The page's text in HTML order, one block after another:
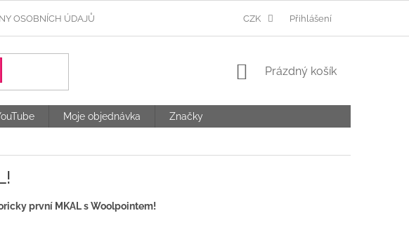
OSOBNÍCH ÚDAJŮ CZK Přihlášení
NÁKUPNÍ
Prázdný košík
Moje objednávka Značky
první MKAL s Woolpointem!